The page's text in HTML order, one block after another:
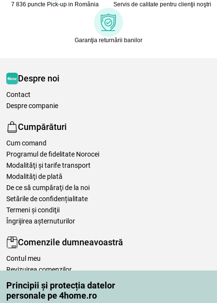
Principii și protecția datelor
personale pe 4home.ro
7 836 puncte Pick-up in România Servis de calitate pentru clienţii noştri
Garanţia returnării banilor
Despre noi
Contact
Despre companie
Cumpărături
Cum comand
Programul de fidelitate Norocei
Modalităţi şi tarife transport
Modalităţi de plată
De ce să cumpăraţi de la noi
Setările de confidențialitate
Termeni şi condiţii
Îngrijirea așternuturilor
Comenzile dumneavoastră
Contul meu
Revizuirea comenzilor
Reclamaţii
Retragere de la contract